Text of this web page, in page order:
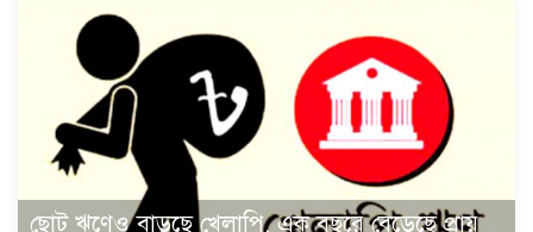
ছোট ঋণেও বাড়ছে খেলাপি, এক বছরে বেড়েছে প্রায়